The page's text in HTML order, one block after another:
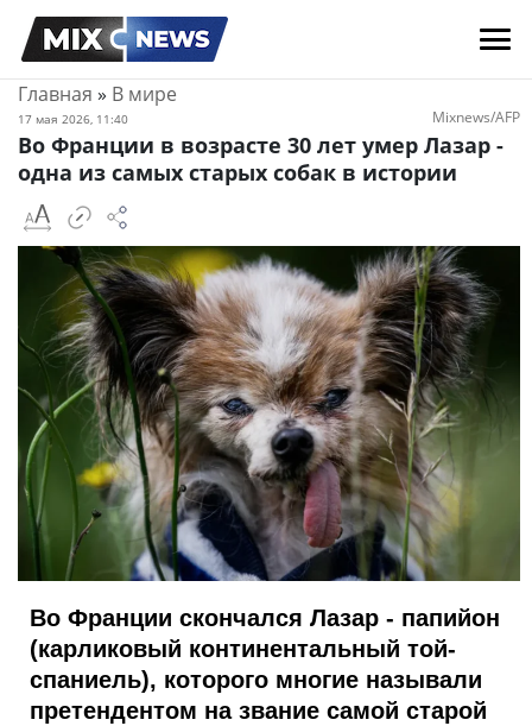
Главная » В мире
17 мая 2026, 11:40 Mixnews/AFP
Во Франции в возрасте 30 лет умер Лазар -
одна из самых старых собак в истории
Во Франции скончался Лазар - папийон
(карликовый континентальный той-
спаниель), которого многие называли
претендентом на звание самой старой